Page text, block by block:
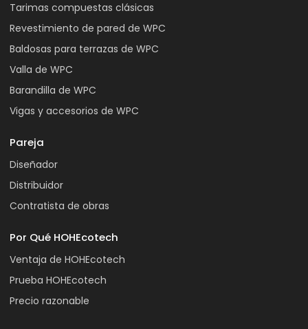
Tarimas compuestas clásicas
Revestimiento de pared de WPC
Baldosas para terrazas de WPC
Valla de WPC
Barandilla de WPC
Vigas y accesorios de WPC
Pareja
Diseñador
Distribuidor
Contratista de obras
Por Qué HOHEcotech
Ventaja de HOHEcotech
Prueba HOHEcotech
Precio razonable